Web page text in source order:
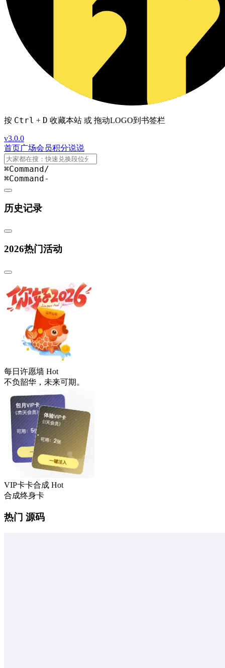
按 Ctrl + D 收藏本站 或 拖动LOGO到书签栏
v3.0.0
首页广场会员积分说说
⌘Command/
⌘Command-
历史记录
2026热门活动
每日许愿墙 Hot
不负韶华，未来可期。
VIP卡卡合成 Hot
合成终身卡
热门 源码